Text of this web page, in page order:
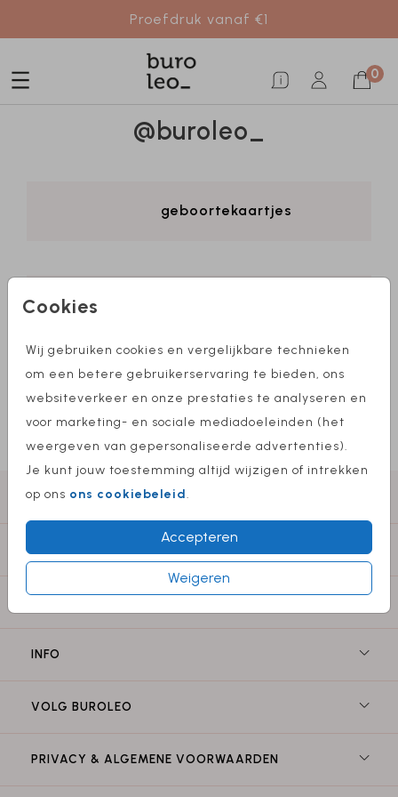
Proefdruk vanaf €1
0
Cookies
Wij gebruiken cookies en vergelijkbare technieken
om een betere gebruikerservaring te bieden, ons
websiteverkeer en onze prestaties te analyseren en
voor marketing- en sociale mediadoeleinden (het
weergeven van gepersonaliseerde advertenties).
Je kunt jouw toestemming altijd wijzigen of intrekken
op ons ons cookiebeleid.
Accepteren
Weigeren
@buroleo_
geboortekaartjes
over mij
GEBOORTE
INFO
VOLG BUROLEO
PRIVACY & ALGEMENE VOORWAARDEN